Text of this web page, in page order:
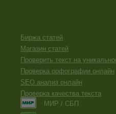
Биржа статей
Магазин статей
Проверить текст на
Проверка орфографии онлайн
SEO анализ онлайн
Проверка качества текста
МИР / СБП